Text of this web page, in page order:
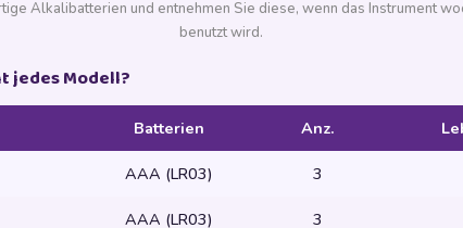
Alkalibatterien und entnehmen Sie diese, wenn das Instrument
benutzt wird.
jedes Modell?
Batterien Anz.
AAA (LR03) 3
AAA (LR03) 3